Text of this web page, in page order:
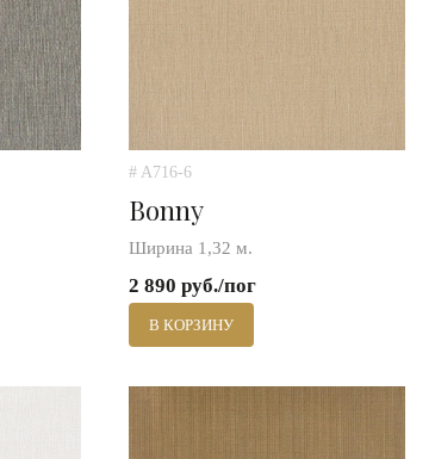
# A716-6
Bonny
Ширина 1,32 м.
2 890 руб./пог
В КОРЗИНУ